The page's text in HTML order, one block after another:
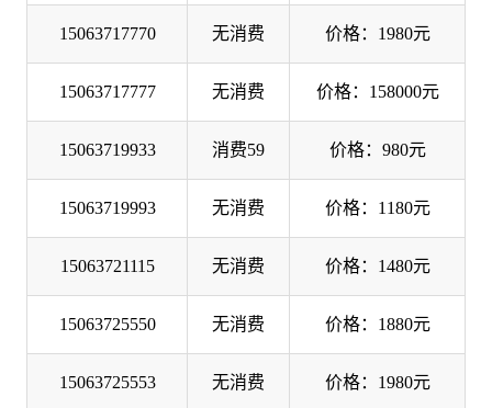
15063717770 无消费 价格：1980元
15063717777 无消费 价格：158000元
15063719933 消费59 价格：980元
15063719993 无消费 价格：1180元
15063721115 无消费 价格：1480元
15063725550 无消费 价格：1880元
15063725553 无消费 价格：1980元